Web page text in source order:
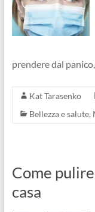
prendere dal
Kat Tarasenko
Bellezza e salute,
Come
casa